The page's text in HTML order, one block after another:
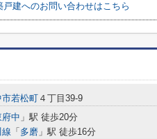
建へのお問い合わせはこちら
市若松町 ４丁目39-9
府中 」駅 徒歩20分
「 多磨 」駅 徒歩16分